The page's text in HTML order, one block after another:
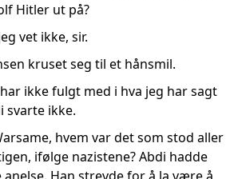
Hitler ut på?
vet ikke, sir.
kruset seg til et hånsmil.
ikke fulgt med i hva jeg har sagt
svarte ikke.
hvem var det som stod aller
ifølge nazistene? Abdi hadde